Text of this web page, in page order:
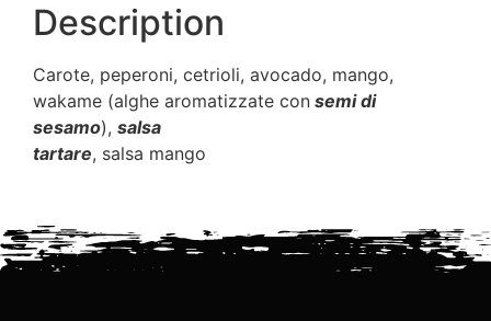
Description
Carote, peperoni, cetrioli, avocado, mango,
wakame (alghe aromatizzate con semi di
sesamo), salsa
tartare, salsa mango